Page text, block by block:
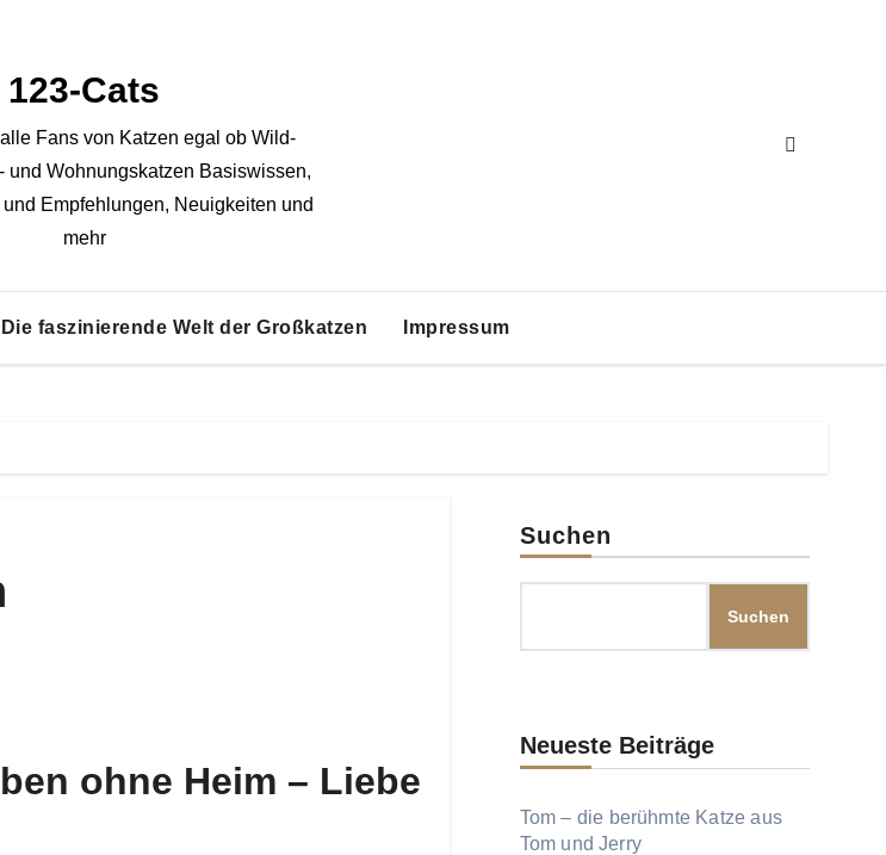
123-Cats
Fans von Katzen egal ob Wild-
und Wohnungskatzen Basiswissen,
und Empfehlungen, Neuigkeiten und
mehr
Die faszinierende Welt der Großkatzen Impressum
ohne Heim – Liebe
Suchen
Suchen
Neueste Beiträge
Tom – die berühmte Katze aus
Tom und Jerry